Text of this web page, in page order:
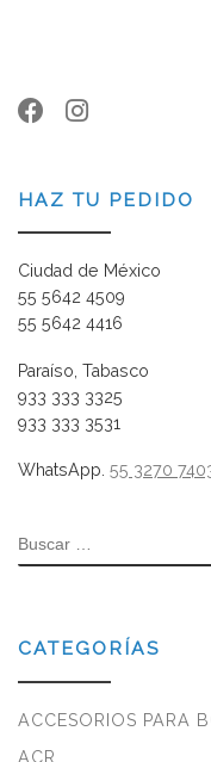
HAZ TU PEDIDO
Ciudad de México
55 5642 4509
55 5642 4416
Paraíso, Tabasco
933 333 3325
933 333 3531
WhatsApp. 55 3270
BUSCAR
CATEGORÍAS
ACCESORIOS PARA
ACR